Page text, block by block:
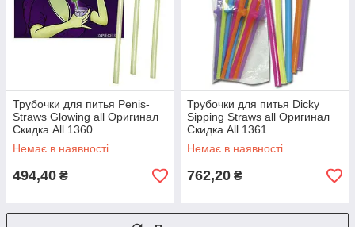
Трубочки для питья Penis-
Straws Glowing all Оригинал
Скидка All 1360
Немає в наявності
494,40 ₴
Трубочки для питья Dicky
Sipping Straws all Оригинал
Скидка All 1361
Немає в наявності
762,20 ₴